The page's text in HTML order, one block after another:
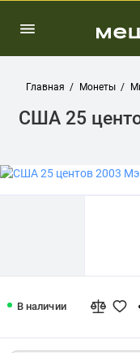
Главная Монеты
США 25
В наличии